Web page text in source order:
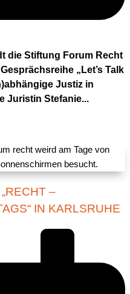
die Stiftung Forum Recht
„Let’s Talk
Justiz in
Juristin Stefanie...
–
IN KARLSRUHE